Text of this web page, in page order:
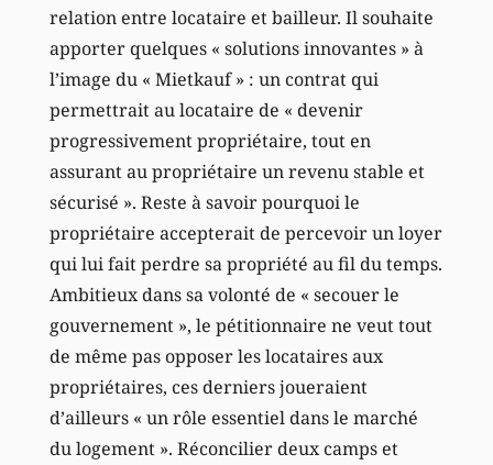
relation entre locataire et bailleur. Il souhaite
apporter quelques « solutions innovantes » à
l’image du « Mietkauf » : un contrat qui
permettrait au locataire de « devenir
progressivement propriétaire, tout en
assurant au propriétaire un revenu stable et
sécurisé ». Reste à savoir pourquoi le
propriétaire accepterait de percevoir un loyer
qui lui fait perdre sa propriété au fil du temps.
Ambitieux dans sa volonté de « secouer le
gouvernement », le pétitionnaire ne veut tout
de même pas opposer les locataires aux
propriétaires, ces derniers joueraient
d’ailleurs « un rôle essentiel dans le marché
du logement ». Réconcilier deux camps et